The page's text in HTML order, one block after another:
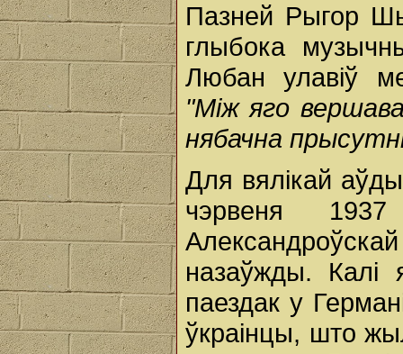
Пазней Рыгор
глыбока
Любан улавіў
"Між яго
нябачна
Для вялікай
чэрвеня
назаўжды. Калі
паездак у
ўкраінцы, што